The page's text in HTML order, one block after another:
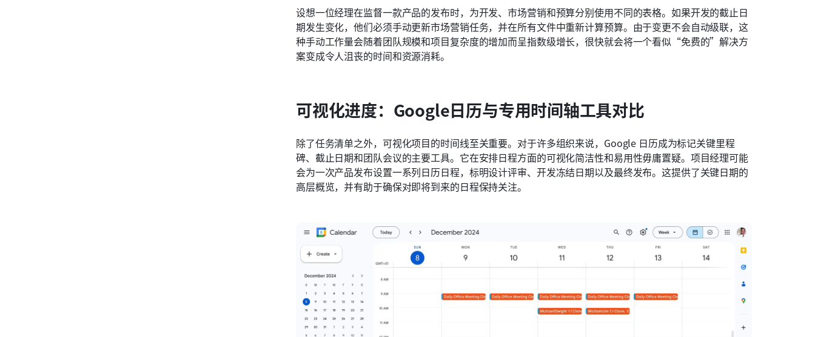
设想一位经理在监督一款产品的发布时，为开发、市场营销和预算分别使用不同的表格。如果开发的截止日
期发生变化，他们必须手动更新市场营销任务，并在所有文件中重新计算预算。由于变更不会自动级联，这
种手动工作量会随着团队规模和项目复杂度的增加而呈指数级增长，很快就会将一个看似“免费的”解决方
案变成令人沮丧的时间和资源消耗。
可视化进度：Google日历与专用时间轴工具对比
除了任务清单之外，可视化项目的时间线至关重要。对于许多组织来说，Google 日历成为标记关键里程
碑、截止日期和团队会议的主要工具。它在安排日程方面的可视化简洁性和易用性毋庸置疑。项目经理可能
会为一次产品发布设置一系列日历日程，标明设计评审、开发冻结日期以及最终发布。这提供了关键日期的
高层概览，并有助于确保对即将到来的日程保持关注。